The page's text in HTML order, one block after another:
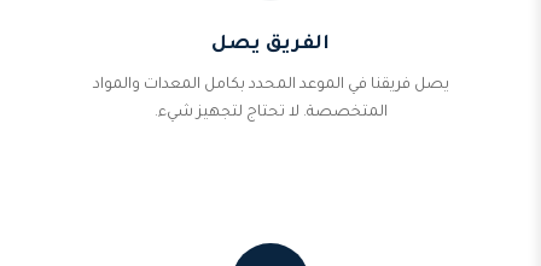
الفريق يصل
يصل فريقنا في الموعد المحدد بكامل المعدات والمواد
المتخصصة. لا تحتاج لتجهيز شيء.